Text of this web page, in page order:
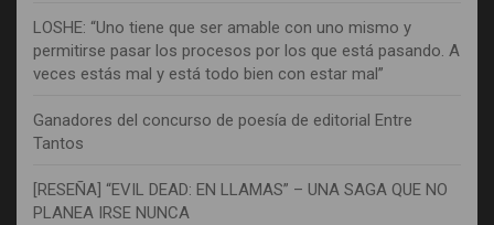
LOSHE: “Uno tiene que ser amable con uno mismo y
permitirse pasar los procesos por los que está pasando. A
veces estás mal y está todo bien con estar mal”
Ganadores del concurso de poesía de editorial Entre
Tantos
[RESEÑA] “EVIL DEAD: EN LLAMAS” – UNA SAGA QUE NO
PLANEA IRSE NUNCA